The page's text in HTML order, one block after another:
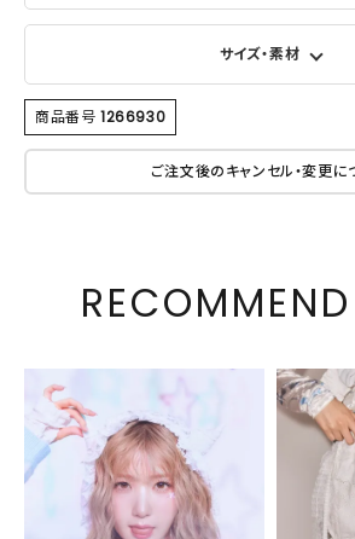
サイズ・素材
商品番号 1266930
ご注文後のキャンセル・変更に